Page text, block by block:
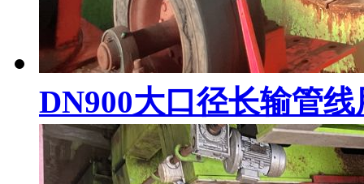
DN900大口径长输管